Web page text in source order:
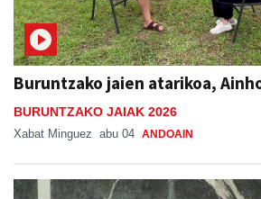
Buruntzako jaien atarikoa,
BURUNTZAKO JAIAK 2026
Xabat Minguez abu 04 ANDOAIN